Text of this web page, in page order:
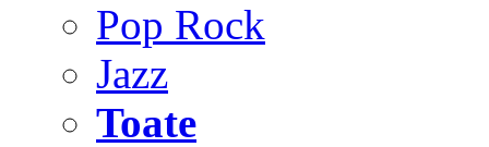
Pop Rock
Jazz
Toate